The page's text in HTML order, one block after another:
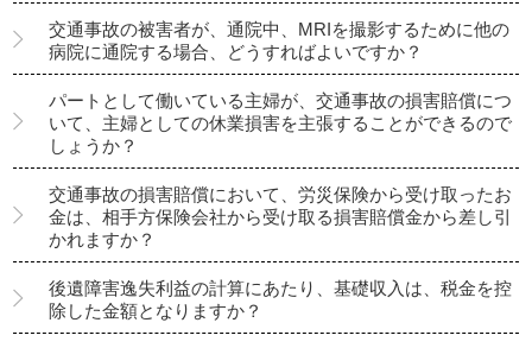
交通事故の被害者が、通院中、MRIを撮影するために他の
病院に通院する場合、どうすればよいですか？
パートとして働いている主婦が、交通事故の損害賠償につ
いて、主婦としての休業損害を主張することができるので
しょうか？
交通事故の損害賠償において、労災保険から受け取ったお
金は、相手方保険会社から受け取る損害賠償金から差し引
かれますか？
後遺障害逸失利益の計算にあたり、基礎収入は、税金を控
除した金額となりますか？